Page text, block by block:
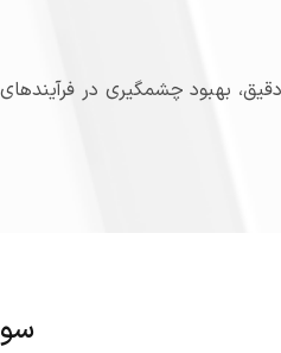
دقیق، بهبود چشمگیری در